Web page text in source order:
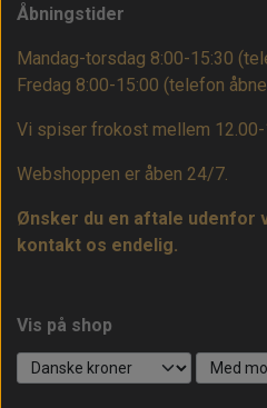
Åbningstider
Mandag-torsdag 8:00-15:30
Fredag 8:00-15:00 (telefon
Vi spiser frokost mellem 12.00-
Webshoppen er åben 24/7.
Ønsker du en aftale udenfor
kontakt os endelig.
Vis på shop